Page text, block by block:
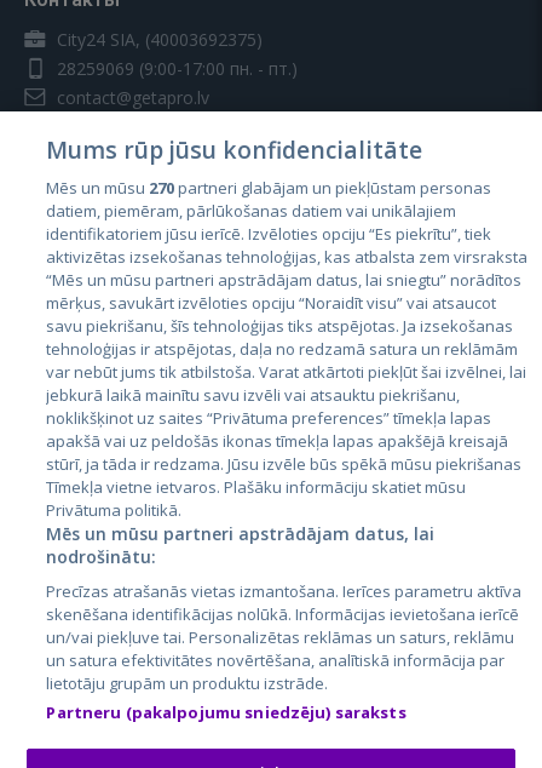
City24 SIA, (40003692375)
28259069 (9:00-17:00 пн. - пт.)
contact@getapro.lv
Страны
Эстония
Латвия
Литва
City24.lv
City24.ee
GetaPro.lv
GetaPro.ee
Skelbiu.lt
Autoplius.lt
Aruodas.lt
CVbankas.lt
Kainos.lt
Paslaugos.lt
auto24.ee
Osta.ee
KuldneBörs.ee
Mums rūp jūsu konfidencialitāte
Mēs un mūsu 270partneri glabājam un piekļūstam personas
datiem, piemēram, pārlūkošanas datiem vai unikālajiem
identifikatoriem jūsu ierīcē. Izvēloties opciju “Es piekrītu”, tiek
aktivizētas izsekošanas tehnoloģijas, kas atbalsta zem virsraksta
“Mēs un mūsu partneri apstrādājam datus, lai sniegtu” norādītos
mērķus, savukārt izvēloties opciju “Noraidīt visu” vai atsaucot
savu piekrišanu, šīs tehnoloģijas tiks atspējotas. Ja izsekošanas
tehnoloģijas ir atspējotas, daļa no redzamā satura un reklāmām
var nebūt jums tik atbilstoša. Varat atkārtoti piekļūt šai izvēlnei, lai
jebkurā laikā mainītu savu izvēli vai atsauktu piekrišanu,
noklikšķinot uz saites “Privātuma preferences” tīmekļa lapas
apakšā vai uz peldošās ikonas tīmekļa lapas apakšējā kreisajā
stūrī, ja tāda ir redzama. Jūsu izvēle būs spēkā mūsu piekrišanas
Tīmekļa vietne ietvaros. Plašāku informāciju skatiet mūsu
Privātuma politikā.
Mēs un mūsu partneri apstrādājam datus, lai
nodrošinātu:
Precīzas atrašanās vietas izmantošana. Ierīces parametru aktīva
skenēšana identifikācijas nolūkā. Informācijas ievietošana ierīcē
un/vai piekļuve tai. Personalizētas reklāmas un saturs, reklāmu
un satura efektivitātes novērtēšana, analītiskā informācija par
lietotāju grupām un produktu izstrāde.
Partneru (pakalpojumu sniedzēju) saraksts